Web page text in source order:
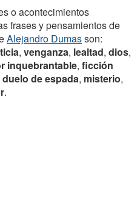
o acontecimientos
frases y pensamientos de
Alejandro Dumasson:
, venganza, lealtad, dios,
inquebrantable, ficción
duelo de espada, misterio,
.